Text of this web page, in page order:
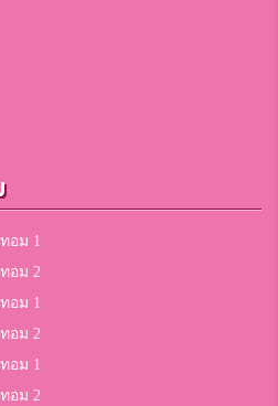
อม 1
อม 2
อม 1
อม 2
อม 1
อม 2